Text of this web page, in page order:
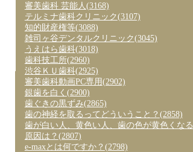
審美歯科 芸能人(3168)
テルミナ歯科クリニック(3107)
知的財産権等(3088)
雑司ヶ谷デンタルクリニック(3045)
うえはら歯科(3018)
歯科技工所(2960)
渋谷ＫＵ歯科(2925)
審美歯科動画PC専用(2902)
銀歯を白く (2900)
歯ぐきの黒ずみ(2865)
歯の神経を取るってどういうこと？ (2858)
歯が白い人、黄色い人、歯の色が黄色くなる
原因は？ (2807)
e-maxとは何ですか？ (2798)